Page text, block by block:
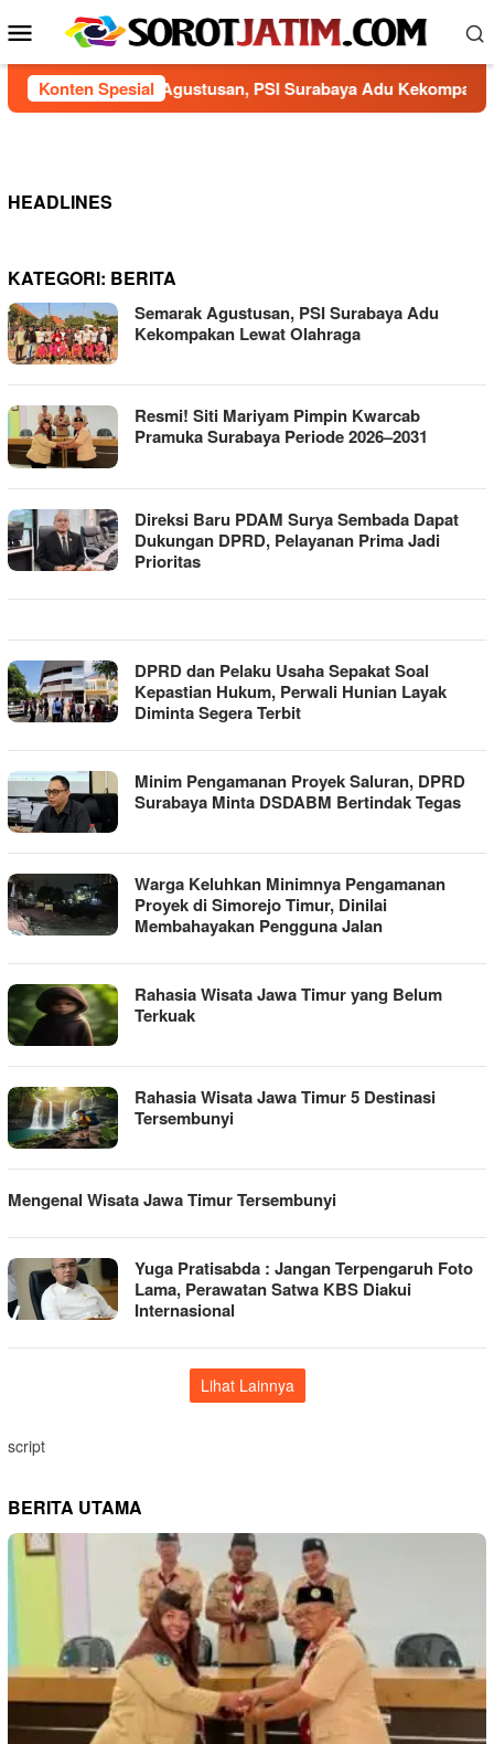
ke
Menu
Mobile
Konten Spesial
Semarak Agustusan, PSI Surabaya Adu Kekompakan
HEADLINES
KATEGORI: BERITA
Semarak Agustusan, PSI Surabaya Adu
Kekompakan Lewat Olahraga
Resmi! Siti Mariyam Pimpin Kwarcab
Pramuka Surabaya Periode 2026–2031
Direksi Baru PDAM Surya Sembada Dapat
Dukungan DPRD, Pelayanan Prima Jadi
Prioritas
DPRD dan Pelaku Usaha Sepakat Soal
Kepastian Hukum, Perwali Hunian Layak
Diminta Segera Terbit
Minim Pengamanan Proyek Saluran, DPRD
Surabaya Minta DSDABM Bertindak Tegas
Warga Keluhkan Minimnya Pengamanan
Proyek di Simorejo Timur, Dinilai
Membahayakan Pengguna Jalan
Rahasia Wisata Jawa Timur yang Belum
Terkuak
Rahasia Wisata Jawa Timur 5 Destinasi
Tersembunyi
Mengenal Wisata Jawa Timur Tersembunyi
Yuga Pratisabda : Jangan Terpengaruh Foto
Lama, Perawatan Satwa KBS Diakui
Internasional
Lihat Lainnya
script
BERITA UTAMA